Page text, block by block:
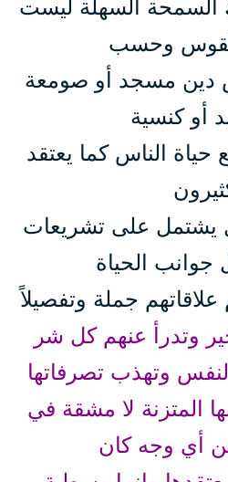
السمحة السهلة ليست
وحسب
دين مسجد أو صومعة
أو كنسية
حياة الناس كما يعتقد
يشتمل على تشريعات
الحياة
جملة وتفصيلاً
وتدرأ عنهم كل شر
وتهذب تصرفاتها
المتزنة لا مشقة في
من أي وجه كان